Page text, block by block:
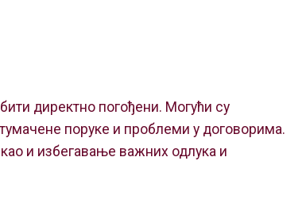
директно погођени. Могући су
поруке и проблеми у договорима.
и избегавање важних одлука и